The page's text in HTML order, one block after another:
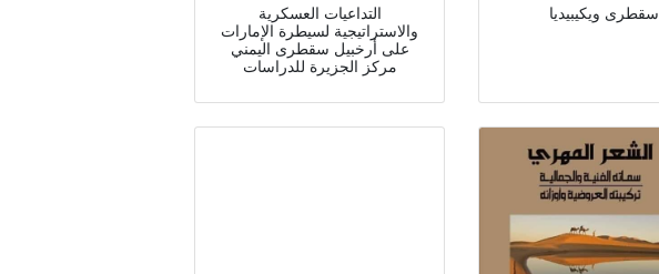
التداعيات العسكرية
والاستراتيجية لسيطرة الإمارات
على أرخبيل سقطرى اليمني
مركز الجزيرة للدراسات
سقطرى ويكيبيديا